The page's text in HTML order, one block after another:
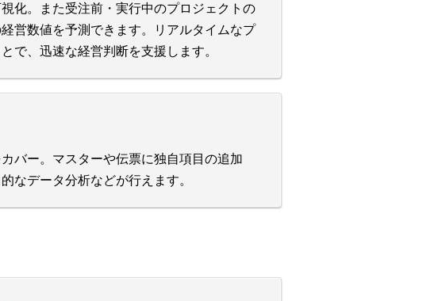
化。また受注前・実行中のプロジェクトの
営数値を予測できます。リアルタイムなプ
で、迅速な経営判断を支援します。
バー。マスターや伝票に独自項目の追加
なデータ分析などが行えます。